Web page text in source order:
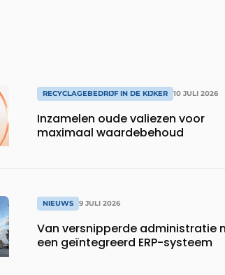
RECYCLAGEBEDRIJF IN DE KIJKER 10 JULI 2026
Inzamelen oude valiezen voor
maximaal waardebehoud
NIEUWS 9 JULI 2026
Van versnipperde administratie
een geïntegreerd ERP-systeem